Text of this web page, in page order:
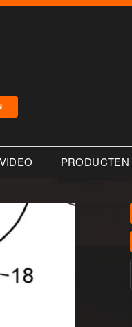
VIDEO PRODUCTEN